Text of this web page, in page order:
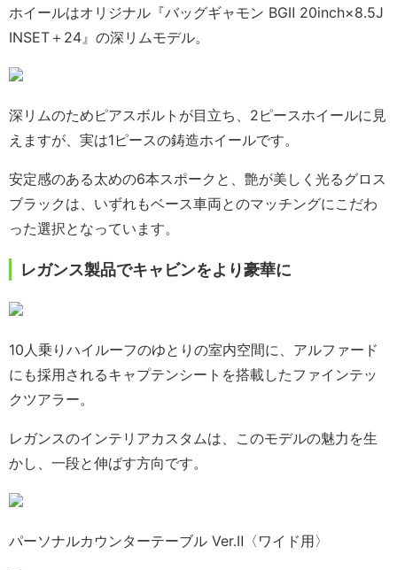
ホイールはオリジナル『バッグギャモン BGⅡ 20inch×8.5J
INSET＋24』の深リムモデル。
深リムのためピアスボルトが目立ち、2ピースホイールに見
えますが、実は1ピースの鋳造ホイールです。
安定感のある太めの6本スポークと、艶が美しく光るグロス
ブラックは、いずれもベース車両とのマッチングにこだわ
った選択となっています。
レガンス製品でキャビンをより豪華に
10人乗りハイルーフのゆとりの室内空間に、アルファード
にも採用されるキャプテンシートを搭載したファインテッ
クツアラー。
レガンスのインテリアカスタムは、このモデルの魅力を生
かし、一段と伸ばす方向です。
パーソナルカウンターテーブル Ver.Ⅱ〈ワイド用〉